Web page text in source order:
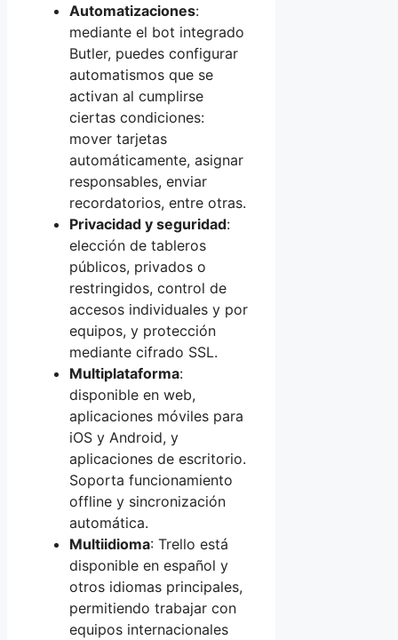
Automatizaciones:
mediante el bot integrado
Butler, puedes configurar
automatismos que se
activan al cumplirse
ciertas condiciones:
mover tarjetas
automáticamente, asignar
responsables, enviar
recordatorios, entre otras.
Privacidad y seguridad:
elección de tableros
públicos, privados o
restringidos, control de
accesos individuales y por
equipos, y protección
mediante cifrado SSL.
Multiplataforma:
disponible en web,
aplicaciones móviles para
iOS y Android, y
aplicaciones de escritorio.
Soporta funcionamiento
offline y sincronización
automática.
Multiidioma: Trello está
disponible en español y
otros idiomas principales,
permitiendo trabajar con
equipos internacionales